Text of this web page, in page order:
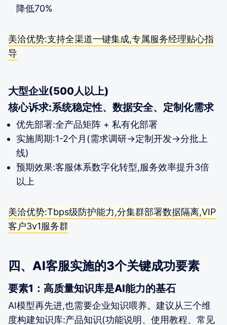
降低70%
美洽优势:支持全渠道一键集成,专属服务经理贴心指
导
大型企业(500人以上)
核心诉求:系统稳定性、数据安全、定制化需求
优先部署:全产品矩阵 + 私有化部署
实施周期:1-2个月(需求调研→定制开发→分批上
线)
预期效果:客服体系数字化转型,服务效率提升3倍
以上
美洽优势:Tbps级防护能力,分集群部署数据隔离,VIP
客户3v1服务群
四、AI客服实施的3个关键成功要素
要素1：高质量知识库是AI能力的基石
AI模型再先进,也需要企业知识喂养。建议从三个维
度构建知识库:产品知识(功能说明、使用教程、常见